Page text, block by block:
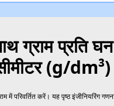
ग्राम प्रति
(g/
में परिवर्तित करें। यह पृष्ठ इंजीनियरिंग